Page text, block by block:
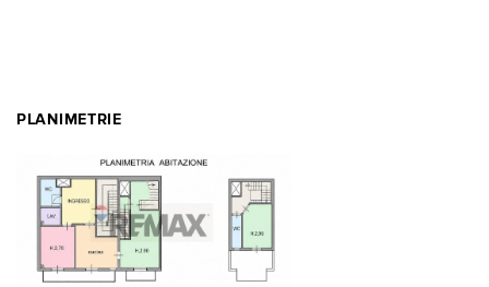
PLANIMETRIE